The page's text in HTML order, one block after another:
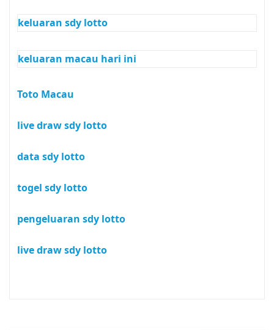
keluaran sdy lotto
keluaran macau hari ini
Toto Macau
live draw sdy lotto
data sdy lotto
togel sdy lotto
pengeluaran sdy lotto
live draw sdy lotto